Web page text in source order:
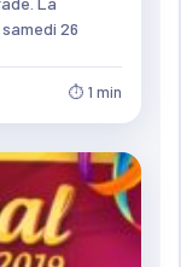
26
⏱ 1 min